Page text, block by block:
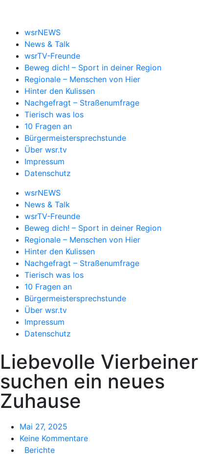
wsrNEWS
News & Talk
wsrTV-Freunde
Beweg dich! – Sport in deiner Region
Regionale – Menschen von Hier
Hinter den Kulissen
Nachgefragt – Straßenumfrage
Tierisch was los
10 Fragen an
Bürgermeistersprechstunde
Über wsr.tv
Impressum
Datenschutz
wsrNEWS
News & Talk
wsrTV-Freunde
Beweg dich! – Sport in deiner Region
Regionale – Menschen von Hier
Hinter den Kulissen
Nachgefragt – Straßenumfrage
Tierisch was los
10 Fragen an
Bürgermeistersprechstunde
Über wsr.tv
Impressum
Datenschutz
Liebevolle Vierbeiner
suchen ein neues
Zuhause
Mai 27, 2025
Keine Kommentare
Berichte